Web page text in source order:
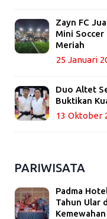
Zayn FC
Mini Soccer
Meriah
25 Januari
Duo Altet
Buktikan
13 Oktober
PARIWISATA
Padma
Tahun Ular
Kemewahan